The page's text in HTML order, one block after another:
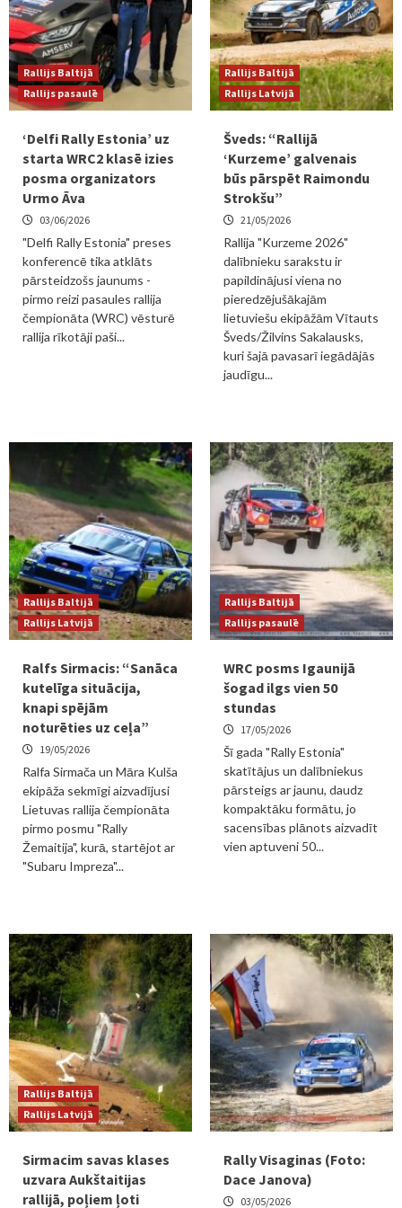
Rallijs Baltijā
Rallijs pasaulē
‘Delfi Rally Estonia’ uz
starta WRC2 klasē izies
posma organizators
Urmo Āva
03/06/2026
"Delfi Rally Estonia" preses
konferencē tika atklāts
pārsteidzošs jaunums -
pirmo reizi pasaules rallija
čempionāta (WRC) vēsturē
rallija rīkotāji paši...
Rallijs Baltijā
Rallijs Latvijā
Šveds: “Rallijā
‘Kurzeme’ galvenais
būs pārspēt Raimondu
Strokšu”
21/05/2026
Rallija "Kurzeme 2026"
dalībnieku sarakstu ir
papildinājusi viena no
pieredzējušākajām
lietuviešu ekipāžām Vītauts
Šveds/Žilvins Sakalausks,
kuri šajā pavasarī iegādājās
jaudīgu...
Rallijs Baltijā
Rallijs Latvijā
Ralfs Sirmacis: “Sanāca
kutelīga situācija,
knapi spējām
noturēties uz ceļa”
19/05/2026
Ralfa Sirmača un Māra Kulša
ekipāža sekmīgi aizvadījusi
Lietuvas rallija čempionāta
pirmo posmu "Rally
Žemaitija", kurā, startējot ar
"Subaru Impreza"...
Rallijs Baltijā
Rallijs pasaulē
WRC posms Igaunijā
šogad ilgs vien 50
stundas
17/05/2026
Šī gada "Rally Estonia"
skatītājus un dalībniekus
pārsteigs ar jaunu, daudz
kompaktāku formātu, jo
sacensības plānots aizvadīt
vien aptuveni 50...
Rallijs Baltijā
Rallijs Latvijā
Sirmacim savas klases
uzvara Aukštaitijas
rallijā, poļiem ļoti
Rally Visaginas (Foto:
Dace Janova)
03/05/2026